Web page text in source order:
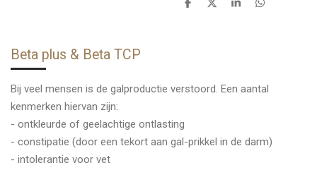
D
D
S
D
Beta plus & Beta TCP
Bij veel mensen is de galproductie verstoord. Een aantal
kenmerken hiervan zijn:
- ontkleurde of geelachtige ontlasting
- constipatie (door een tekort aan gal-prikkel in de darm)
- intolerantie voor vet